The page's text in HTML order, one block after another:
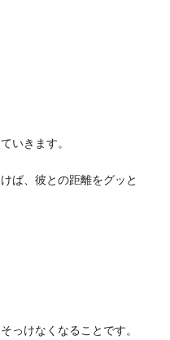
いきます。
ば、彼との距離をグッと
っけなくなることです。